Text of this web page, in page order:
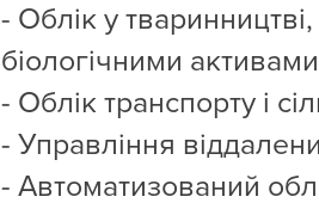
- Облік у
біологічними
- Облік транспорту і
- Управління
- Автоматизований